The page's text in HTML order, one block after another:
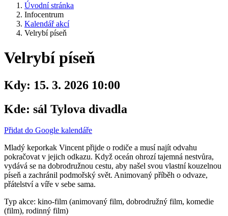
Úvodní stránka
Infocentrum
Kalendář akcí
Velrybí píseň
Velrybí píseň
Kdy: 15. 3. 2026 10:00
Kde: sál Tylova divadla
Přidat do Google kalendáře
Mladý keporkak Vincent přijde o rodiče a musí najít odvahu
pokračovat v jejich odkazu. Když oceán ohrozí tajemná nestvůra,
vydává se na dobrodružnou cestu, aby našel svou vlastní kouzelnou
píseň a zachránil podmořský svět. Animovaný příběh o odvaze,
přátelství a víře v sebe sama.
Typ akce: kino-film (animovaný film, dobrodružný film, komedie
(film), rodinný film)